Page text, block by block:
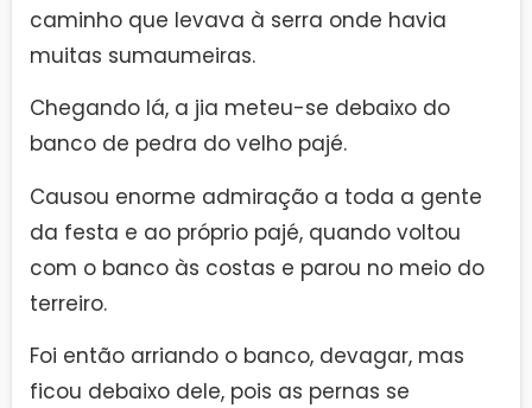
caminho que levava à serra onde havia
muitas sumaumeiras.
Chegando lá, a jia meteu-se debaixo do
banco de pedra do velho pajé.
Causou enorme admiração a toda a gente
da festa e ao próprio pajé, quando voltou
com o banco às costas e parou no meio do
terreiro.
Foi então arriando o banco, devagar, mas
ficou debaixo dele, pois as pernas se